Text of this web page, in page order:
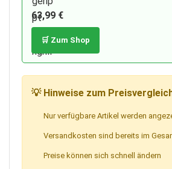
63,99 €
🛒 Zum Shop
💡 Hinweise zum
Nur verfügbare Artikel werden
Versandkosten sind bereits im
Preise können sich schnell ändern